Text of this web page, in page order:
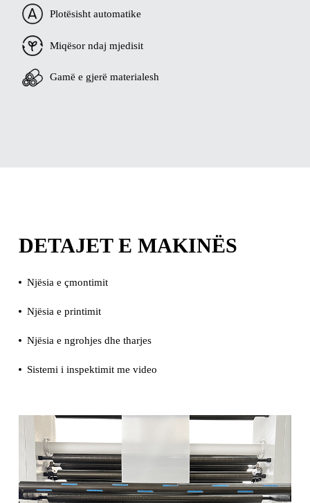
Plotësisht automatike
Miqësor ndaj mjedisit
Gamë e gjerë materialesh
DETAJET E MAKINËS
Njësia e çmontimit
Njësia e printimit
Njësia e ngrohjes dhe tharjes
Sistemi i inspektimit me video